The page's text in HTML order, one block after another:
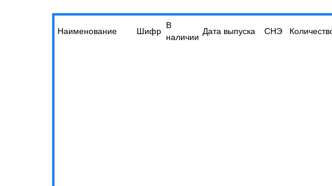
Наименование Шифр В
наличии Дата выпуска СНЭ